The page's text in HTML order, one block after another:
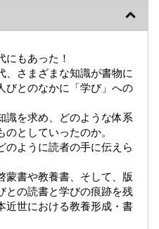
もあった！
、さまざまな知識が書物に
びとのなかに「学び」への
識を求め、どのような体系
としていったのか。
のように読者の手に伝えら
蒙書や教養書、そして、版
との読書と学びの痕跡を残
近世における教養形成・書